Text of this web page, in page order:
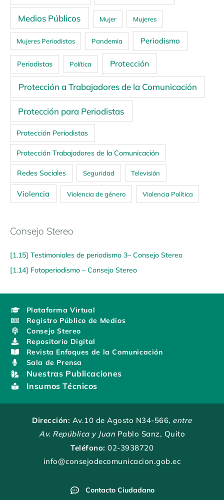
Medios Públicos Mujer Mujeres
Mujeres Periodistas Pandemia Periodismo
Periodistas Política Protección
Protección a Trabajadores de la Comunicación
Protección para Periodistas
Protección Periodistas
Protección Trabajadores de la Comunicación
Redes Sociales Seguridad Televisión
Violencia Violencia de género Violencia Política
Consejo Stereo
[1.15] Testimoniales de periodismo 3– Consejo Stereo
[1.14] Fotoperiodismo – Consejo Stereo
Plataforma Virtual
Registro Público de Medios
Consejo Stereo
Repositorio Digital
Revista Enfoques de la Comunicación
Sala de Prensa
Nuestras Publicaciones
Insumos Técnicos
Dirección: Av.10 de Agosto N34-566, entre
Av. República y Juan Pablo Sanz, Quito
Teléfono: 02-3938720
info@consejodecomunicacion.gob.ec
Contacto Ciudadano